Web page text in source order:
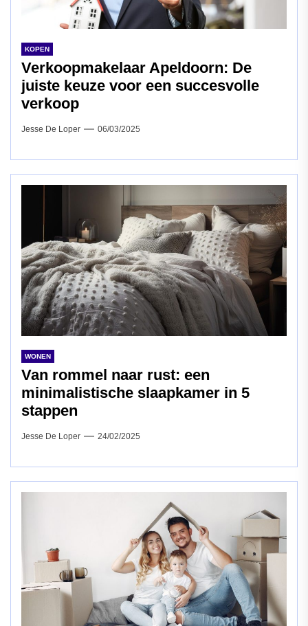
KOPEN
Verkoopmakelaar Apeldoorn: De
juiste keuze voor een succesvolle
verkoop
Jesse De Loper 06/03/2025
WONEN
Van rommel naar rust: een
minimalistische slaapkamer in 5
stappen
Jesse De Loper 24/02/2025